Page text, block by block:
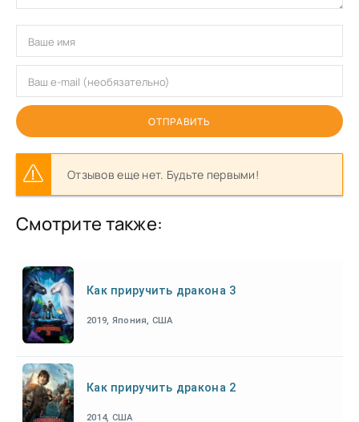
ОТПРАВИТЬ
Отзывов еще нет. Будьте первыми!
Смотрите также:
Как приручить дракона 3
2019, Япония, США
Как приручить дракона 2
2014, США